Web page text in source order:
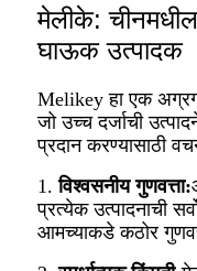
मेलीके:
घाऊक उत्पादक
Melikey हा एक
जो उच्च दर्जाची
प्रदान करण्यासाठी
1.विश्वसनीय गुणवत्ता:
प्रत्येक उत्पादनाची
आमच्याकडे कठोर